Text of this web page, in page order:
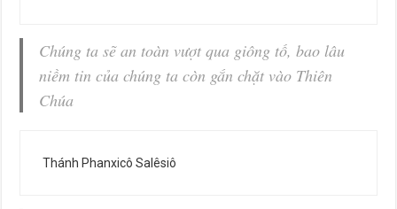
Chúng ta sẽ an toàn vượt qua giông tố, bao lâu
niềm tin của chúng ta còn gắn chặt vào Thiên
Chúa
Thánh Phanxicô Salêsiô